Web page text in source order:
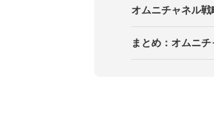
メリット3
ポイント2
ポイント3
STEP1．顧
STEP2．ロ
オムニチャネル
事例1．株
まとめ：オムニ